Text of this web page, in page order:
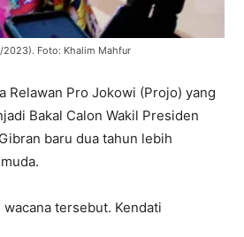
2023). Foto: Khalim Mahfur
Relawan Pro Jokowi (Projo) yang
Bakal Calon Wakil Presiden
baru dua tahun lebih
tersebut. Kendati